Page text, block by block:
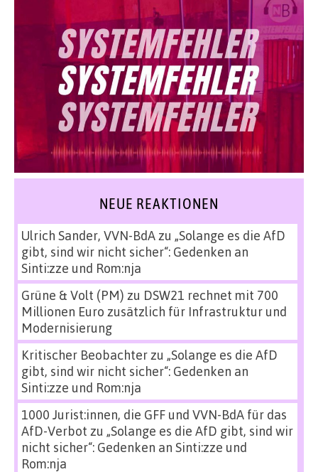
NEUE REAKTIONEN
Ulrich Sander, VVN-BdAzu „Solange es die AfD
gibt, sind wir nicht sicher“: Gedenken an
Sinti:zze und Rom:nja
Grüne & Volt (PM) zu DSW21 rechnet mit 700
Millionen Euro zusätzlich für Infrastruktur und
Modernisierung
Kritischer Beobachterzu „Solange es die AfD
gibt, sind wir nicht sicher“: Gedenken an
Sinti:zze und Rom:nja
1000 Jurist:innen, die GFF und VVN-BdA für das
AfD-Verbot zu „Solange es die AfD gibt, sind wir
nicht sicher“: Gedenken an Sinti:zze und
Rom:nja